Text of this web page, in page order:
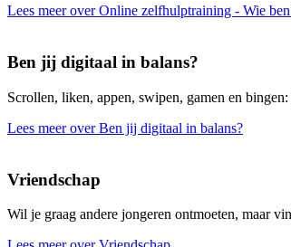
Lees meer over Online zelfhulptraining - Wie
Ben jij digitaal in balans?
Scrollen, liken, appen, swipen, gamen en
Lees meer over Ben jij digitaal in balans?
Vriendschap
Wil je graag andere jongeren ontmoeten, maar